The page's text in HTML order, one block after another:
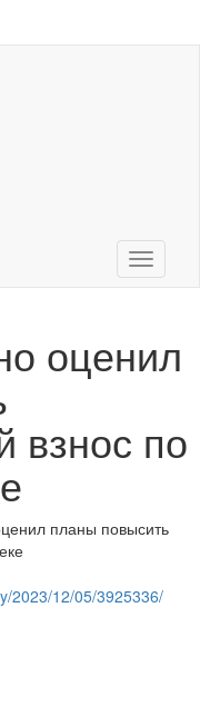
Toggle
оценил
взнос по
планы повысить
2023/12/05/3925336/